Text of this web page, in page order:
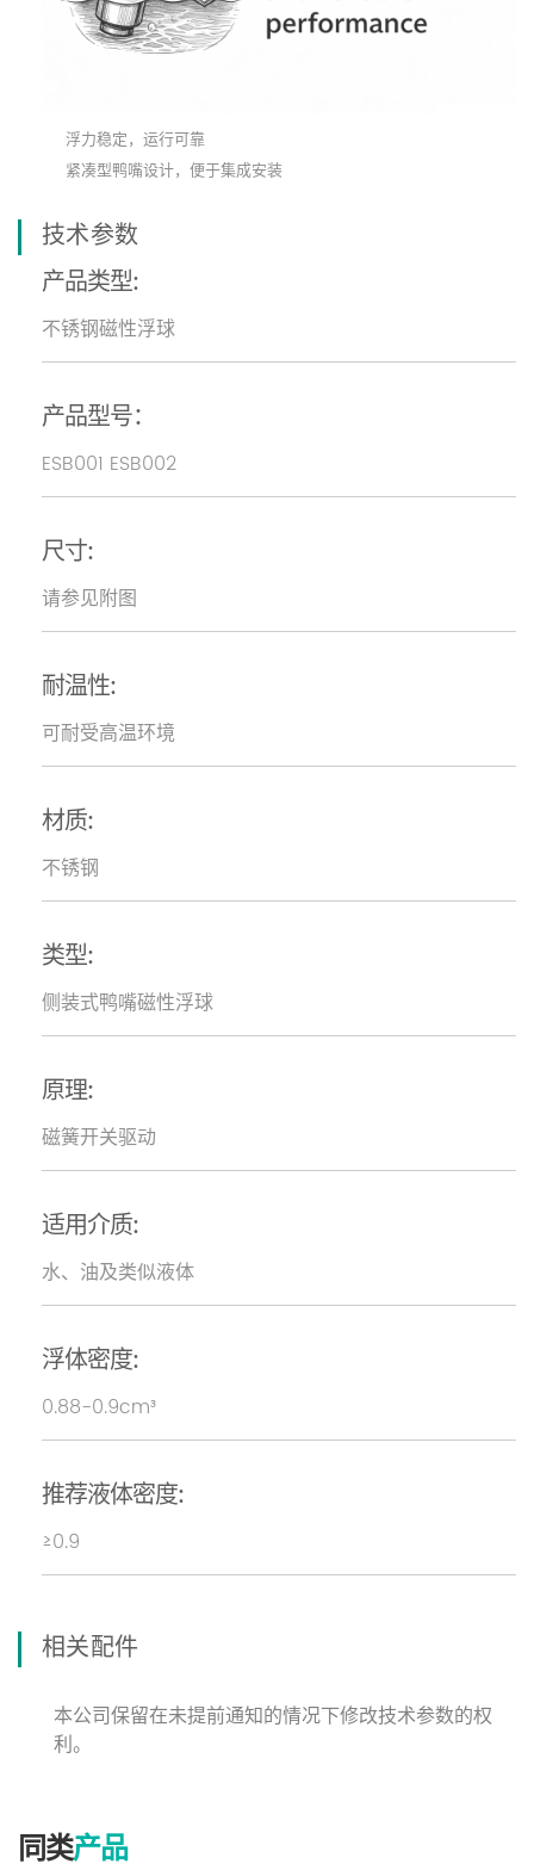
浮力稳定，运行可靠
紧凑型鸭嘴设计，便于集成安装
技术参数
产品类型:
不锈钢磁性浮球
产品型号：
ESB001 ESB002
尺寸:
请参见附图
耐温性:
可耐受高温环境
材质:
不锈钢
类型:
侧装式鸭嘴磁性浮球
原理:
磁簧开关驱动
适用介质:
水、油及类似液体
浮体密度:
0.88-0.9cm³
推荐液体密度:
≥0.9
相关配件
本公司保留在未提前通知的情况下修改技术参数的权
利。
同类产品